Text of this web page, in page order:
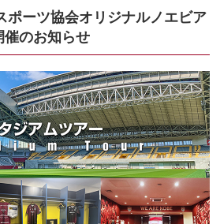
ポーツ協会オリジナルノエビア
のお知らせ